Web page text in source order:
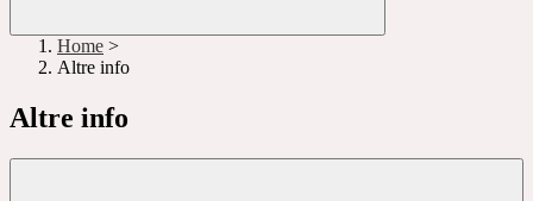
Home >
Altre info
Altre info